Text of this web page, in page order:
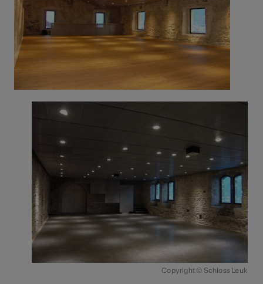
Copyright © Schloss Leuk